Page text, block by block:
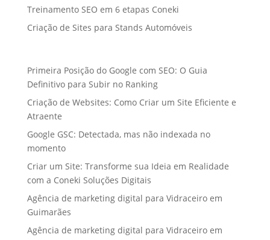
Treinamento SEO em 6 etapas Coneki
Criação de Sites para Stands Automóveis
Primeira Posição do Google com SEO: O Guia
Definitivo para Subir no Ranking
Criação de Websites: Como Criar um Site Eficiente e
Atraente
Google GSC: Detectada, mas não indexada no
momento
Criar um Site: Transforme sua Ideia em Realidade
com a Coneki Soluções Digitais
Agência de marketing digital para Vidraceiro em
Guimarães
Agência de marketing digital para Vidraceiro em